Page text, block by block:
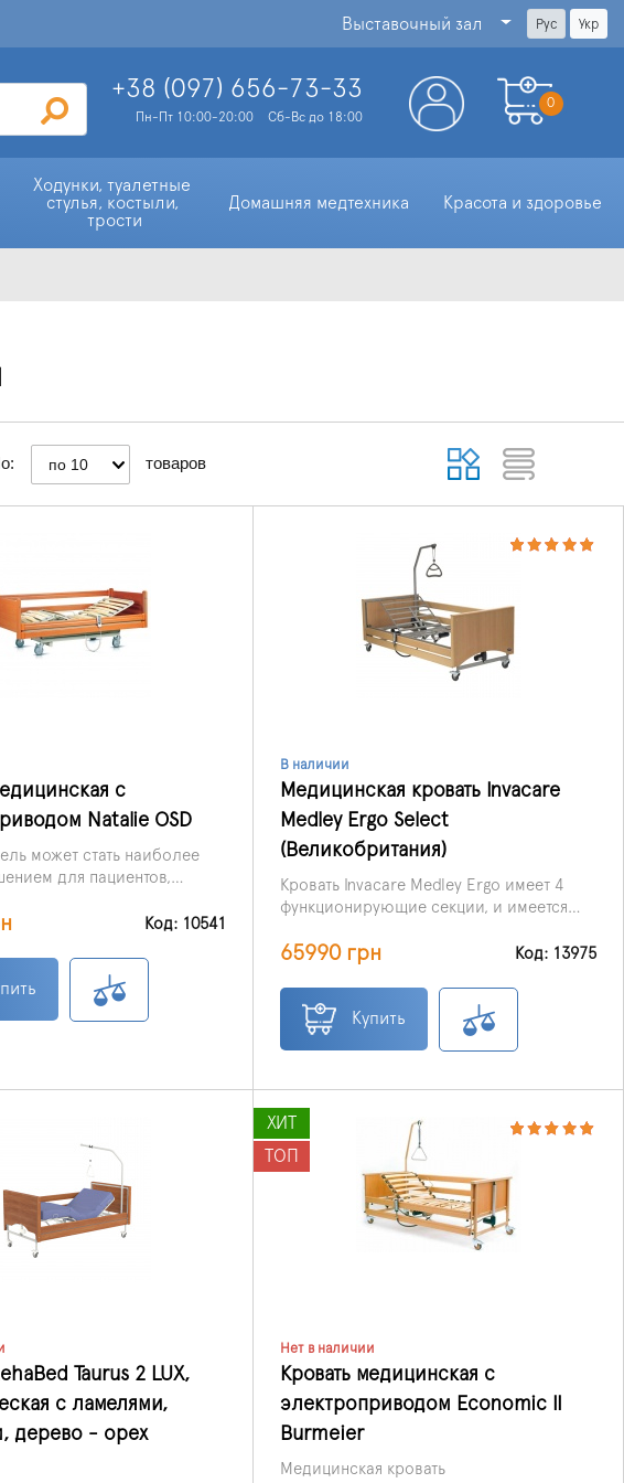
Выставочный зал Рус Укр
+38 (097) 656-73-33
Пн-Пт 10:00-20:00 Сб-Вс до 18:00
0
Ходунки, туалетные
стулья, костыли,
трости
Домашняя медтехника Красота и здоровье
по 10 товаров
с
Natalie OSD
может стать наиболее
для пациентов,
а также находятся в
Код: 10541
В наличии
Медицинская кровать Invacare
Medley Ergo Select
(Великобритания)
Кровать Invacare Medley Ergo имеет 4
функционирующие секции, и имеется
головной секции и ножного отдела.
65990 грн Код: 13975
Купить
Taurus 2 LUX,
с ламелями,
дерево - орех
ХИТ
ТОП
Нет в наличии
Кровать медицинская с
электроприводом Economic II
Burmeier
Медицинская кровать